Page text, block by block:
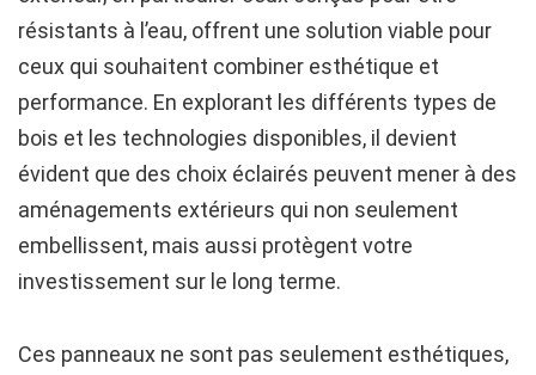
résistants à l’eau, offrent une solution viable pour
ceux qui souhaitent combiner esthétique et
performance. En explorant les différents types de
bois et les technologies disponibles, il devient
évident que des choix éclairés peuvent mener à des
aménagements extérieurs qui non seulement
embellissent, mais aussi protègent votre
investissement sur le long terme.
Ces panneaux ne sont pas seulement esthétiques,